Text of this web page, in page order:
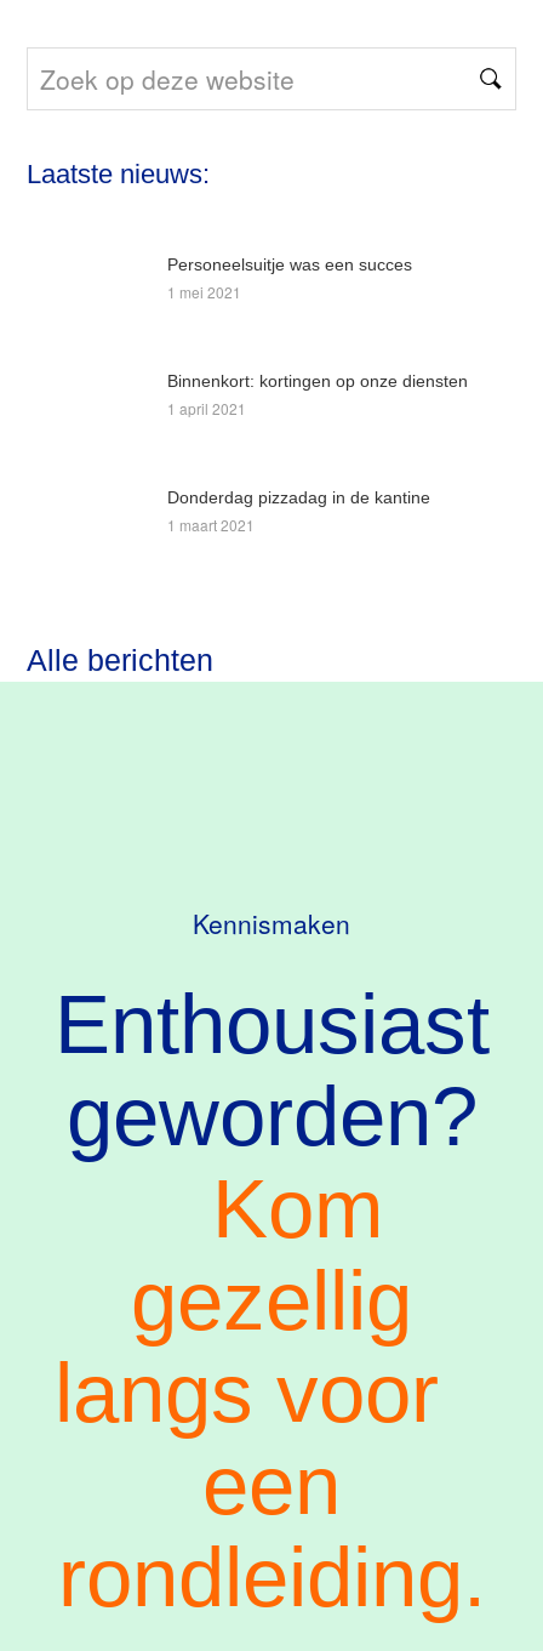
Zoek
op
Laatste nieuws:
Personeelsuitje was een succes
1 mei 2021
Binnenkort: kortingen op onze diensten
1 april 2021
Donderdag pizzadag in de kantine
1 maart 2021
Alle berichten
Kennismaken
Enthousiast
geworden?
Kom
gezellig
langs voor
een
rondleiding.